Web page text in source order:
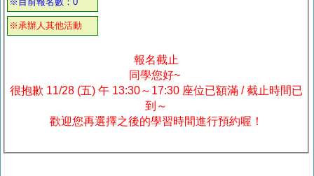
※承辦人其他活動
報名截止
同學您好~
很抱歉 11/28 (五) 午 13:30～17:30 座位已額滿 / 截止時間已
到～
歡迎您再選擇之後的學習時間進行預約喔！